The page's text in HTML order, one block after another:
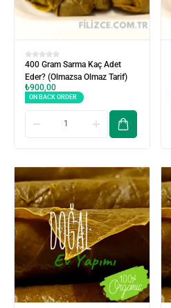
400 Gram Sarma Kaç Adet
Eder? (Olmazsa Olmaz Tarif)
₺900,00
ON BACK ORDER